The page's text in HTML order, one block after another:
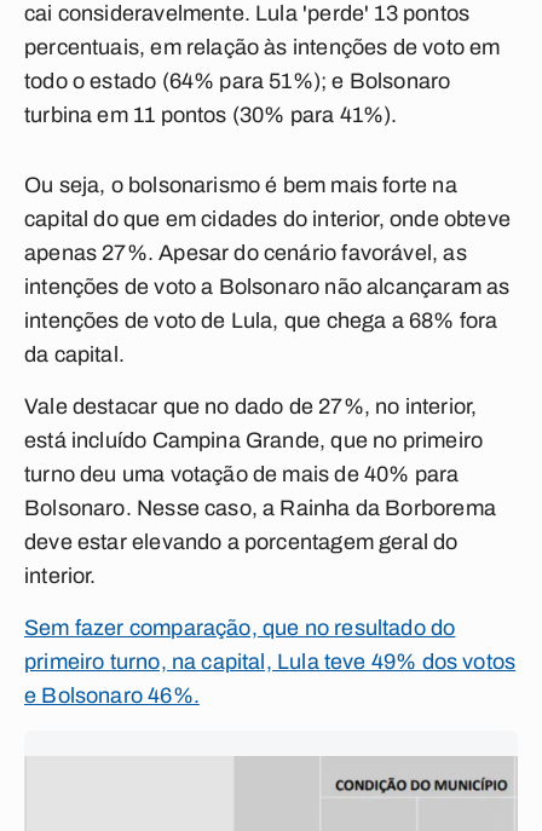
cai consideravelmente. Lula 'perde' 13 pontos
percentuais, em relação às intenções de voto em
todo o estado (64% para 51%); e Bolsonaro
turbina em 11 pontos (30% para 41%).
Ou seja, o bolsonarismo é bem mais forte na
capital do que em cidades do interior, onde obteve
apenas 27%. Apesar do cenário favorável, as
intenções de voto a Bolsonaro não alcançaram as
intenções de voto de Lula, que chega a 68% fora
da capital.
Vale destacar que no dado de 27%, no interior,
está incluído Campina Grande, que no primeiro
turno deu uma votação de mais de 40% para
Bolsonaro. Nesse caso, a Rainha da Borborema
deve estar elevando a porcentagem geral do
interior.
Sem fazer comparação, que no resultado do
primeiro turno, na capital, Lula teve 49% dos votos
e Bolsonaro 46%.